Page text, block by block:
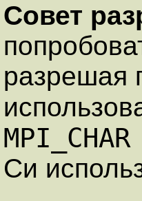
Совет
разрешая
MPI_CHAR
Си